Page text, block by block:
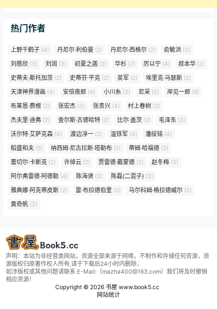
热门作者
上野千鹤子 (4) 丹尼尔·利伯曼 (2) 丹尼尔·西格尔 (2) 俞敏洪 (3)
刘慈欣 (3) 刘润 (3) 初夏之菡 (2) 华杉 (7) 厉以宁 (4) 叔本华 (2)
史蒂夫·斯托加茨 (2) 史蒂芬·平克 (2) 吴军 (2) 埃里克·马瑟斯 (2)
天津神界漫画 (4) 安倍夜郎 (4) 小川糸 (3) 尼采 (2) 岸见一郎 (9)
布莱恩·费根 (2) 张宏杰 (3) 张贵兴 (4) 村上春树 (2)
杰夫里·迪弗 (2) 查尔斯·古德哈特 (2) 比尔·盖茨 (2) 毛泽东 (3)
沃尔特·艾萨克森 (4) 渡边淳一 (2) 温铁军 (4) 潘绥铭 (4)
稻盛和夫 (5) 纳西姆·尼古拉斯·塔勒布 (2) 蒂姆·哈福德 (2)
蕾切尔·卡斯克 (2) 许倬云 (2) 贾雷德·戴蒙德 (2) 赵冬梅 (3)
阿尔弗雷德·阿德勒 (4) 陈海贤 (3) 陈磊(二混子) (3)
雅典娜·阿克蒂皮斯 (2) 雷·布拉德伯里 (2) 马尔科姆·格拉德威尔 (2)
黄奇帆 (3)
声明：本站为非经营类网站，资源全部来源于网络，不制作和存储任何资源，资
源版权归原著作权人所有,请于下载后24小时内删除，
如涉版权或其他问题请联系 E-Mail:（mazha400@163.com）我们将及时撤销
相应资源！
Copyright © 2026书屋 www.book5.cc
网站统计